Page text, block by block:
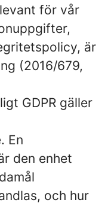
för vår
är
(2016/679,
GDPR gäller
En
den enhet
och hur